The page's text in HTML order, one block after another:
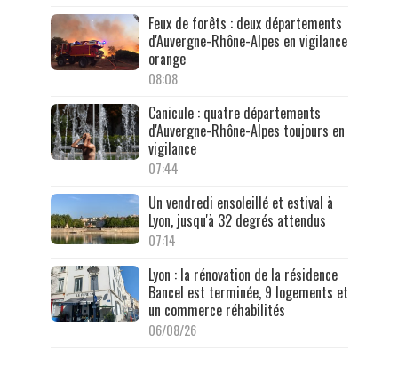
Feux de forêts : deux départements
d'Auvergne-Rhône-Alpes en vigilance
orange
08:08
Canicule : quatre départements
d'Auvergne-Rhône-Alpes toujours en
vigilance
07:44
Un vendredi ensoleillé et estival à
Lyon, jusqu'à 32 degrés attendus
07:14
Lyon : la rénovation de la résidence
Bancel est terminée, 9 logements et
un commerce réhabilités
06/08/26